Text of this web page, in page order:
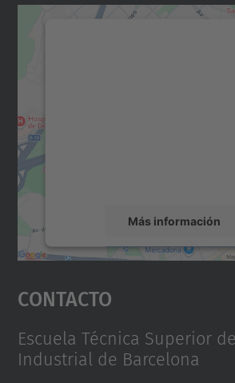
Más información
Aceptar
powered by
Contacto
Escuela Técnica Superior
Industrial de Barcelona